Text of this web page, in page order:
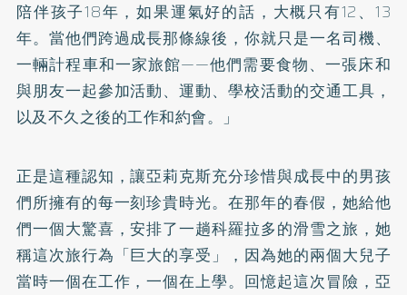
陪伴孩子18年，如果運氣好的話，大概只有12、13
年。當他們跨過成長那條線後，你就只是一名司機、
一輛計程車和一家旅館——他們需要食物、一張床和
與朋友一起參加活動、運動、學校活動的交通工具，
以及不久之後的工作和約會。」
正是這種認知，讓亞莉克斯充分珍惜與成長中的男孩
們所擁有的每一刻珍貴時光。在那年的春假，她給他
們一個大驚喜，安排了一趟科羅拉多的滑雪之旅，她
稱這次旅行為「巨大的享受」，因為她的兩個大兒子
當時一個在工作，一個在上學。回憶起這次冒險，亞